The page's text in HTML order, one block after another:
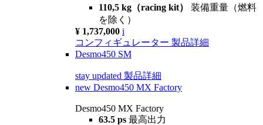
110,5 kg（racing kit） 装備重量（燃料
を除く）
¥ 1,737,000 i
コンフィギュレーター 製品詳細
Desmo450 SM
stay updated 製品詳細
new Desmo450 MX Factory
Desmo450 MX Factory
63.5 ps 最高出力